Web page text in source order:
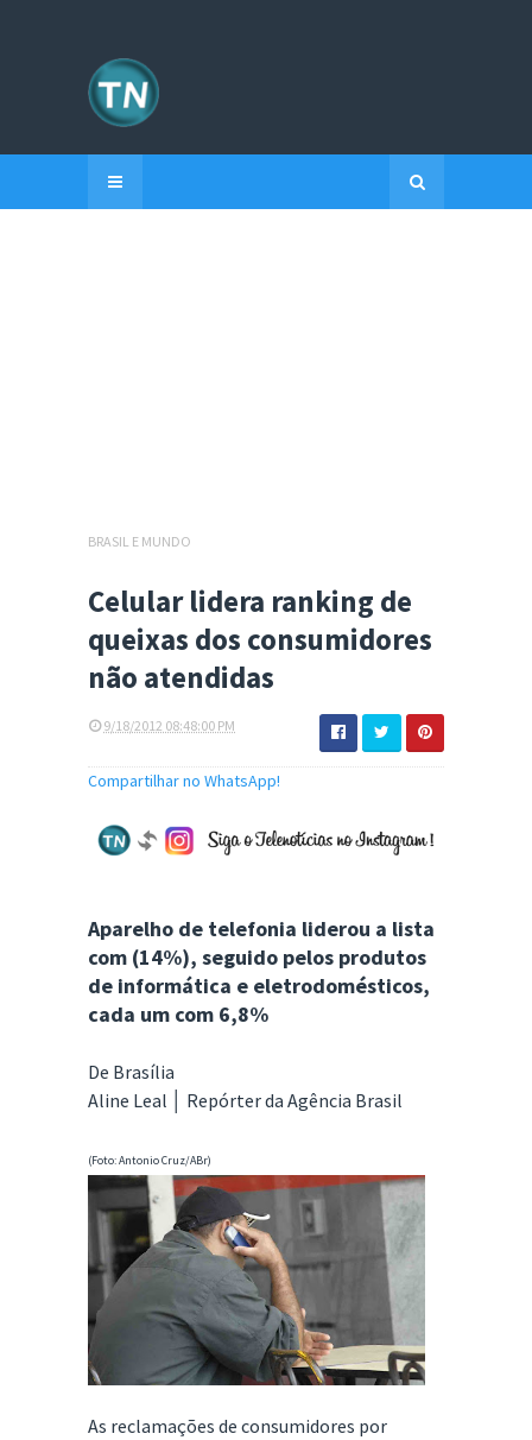
BRASIL E MUNDO
Celular lidera ranking de
queixas dos consumidores
não atendidas
9/18/2012 08:48:00 PM
Compartilhar no WhatsApp!
Aparelho de telefonia liderou a lista
com (14%), seguido pelos produtos
de informática e eletrodomésticos,
cada um com 6,8%
De Brasília
Aline Leal │ Repórter da Agência Brasil
(Foto: Antonio Cruz/ABr)
As reclamações de consumidores por